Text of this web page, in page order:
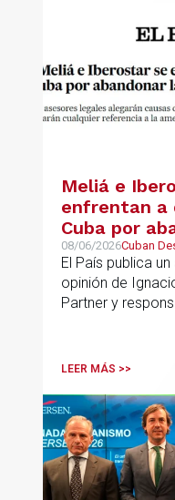
Meliá e
enfrentan a
Cuba por
gestión de
08/06/2026Cuban
El País publica
opinión de
Partner y
LEER MÁS >>